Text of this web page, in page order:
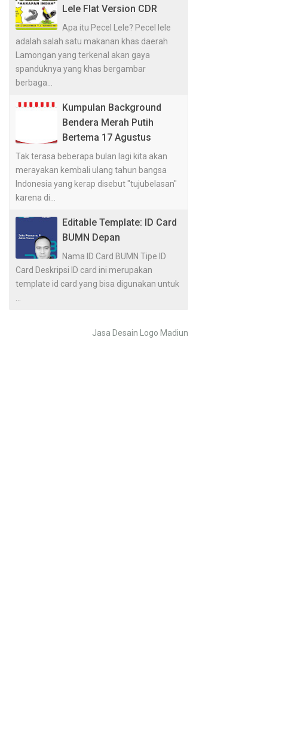
Lele Flat Version CDR
Apa itu Pecel Lele? Pecel lele
adalah salah satu makanan khas daerah
Lamongan yang terkenal akan gaya
spanduknya yang khas bergambar
berbaga...
Kumpulan Background
Bendera Merah Putih
Bertema 17 Agustus
Tak terasa beberapa bulan lagi kita akan
merayakan kembali ulang tahun bangsa
Indonesia yang kerap disebut "tujubelasan"
karena di...
Editable Template: ID Card
BUMN Depan
Nama ID Card BUMN Tipe ID
Card Deskripsi ID card ini merupakan
template id card yang bisa digunakan untuk
Jasa Desain Logo Madiun